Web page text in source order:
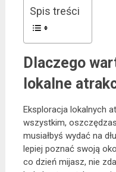
Spis treści
Dlaczego
lokalne
Eksploracja lokalnych
wszystkim,
musiałbyś wydać na
lepiej poznać swoją
co dzień mijasz, nie